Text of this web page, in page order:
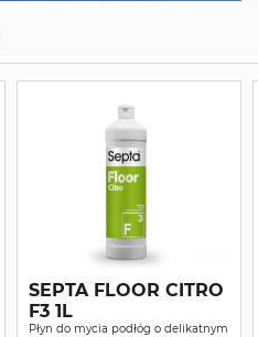
SEPTA FLOOR CITRO
F3 1L
Płyn do mycia podłóg o delikatnym